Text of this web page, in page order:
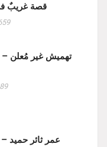
قصة غريبٌ
تهميش غير مُعلن –
عمر ثائر حميد